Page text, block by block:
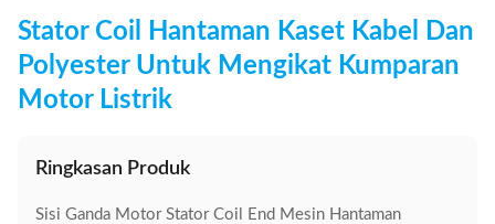
Stator Coil Hantaman Kaset Kabel Dan
Polyester Untuk Mengikat Kumparan
Motor Listrik
Ringkasan Produk
Sisi Ganda Motor Stator Coil End Mesin Hantaman